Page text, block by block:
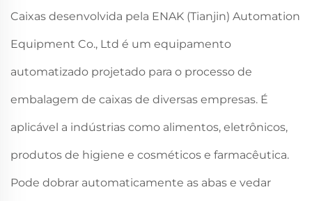
Caixas desenvolvida pela ENAK (Tianjin) Automation
Equipment Co., Ltd é um equipamento
automatizado projetado para o processo de
embalagem de caixas de diversas empresas. É
aplicável a indústrias como alimentos, eletrônicos,
produtos de higiene e cosméticos e farmacêutica.
Pode dobrar automaticamente as abas e vedar